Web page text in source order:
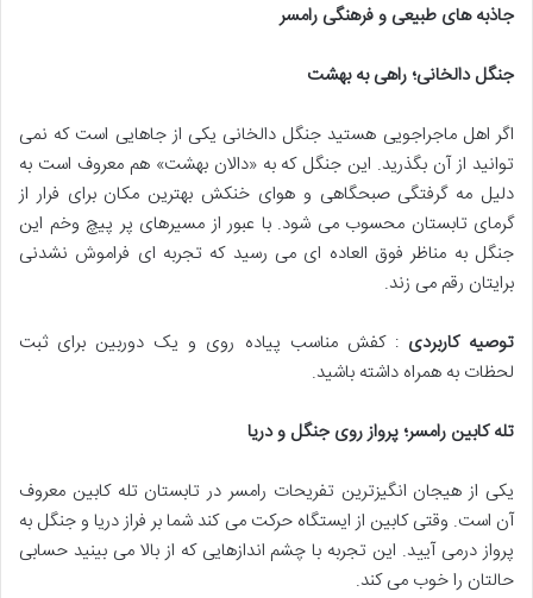
جاذبه های طبیعی و فرهنگی رامسر
جنگل دالخانی؛ راهی به بهشت
اگر اهل ماجراجویی هستید جنگل دالخانی یکی از جاهایی است که نمی
توانید از آن بگذرید. این جنگل که به «دالان بهشت» هم معروف است به
دلیل مه گرفتگی صبحگاهی و هوای خنکش بهترین مکان برای فرار از
گرمای تابستان محسوب می شود. با عبور از مسیرهای پر پیچ وخم این
جنگل به مناظر فوق العاده ای می رسید که تجربه ای فراموش نشدنی
برایتان رقم می زند.
توصیه کاربردی : کفش مناسب پیاده روی و یک دوربین برای ثبت
لحظات به همراه داشته باشید.
تله کابین رامسر؛ پرواز روی جنگل و دریا
یکی از هیجان انگیزترین تفریحات رامسر در تابستان تله کابین معروف
آن است. وقتی کابین از ایستگاه حرکت می کند شما بر فراز دریا و جنگل به
پرواز درمی آیید. این تجربه با چشم اندازهایی که از بالا می بینید حسابی
حالتان را خوب می کند.